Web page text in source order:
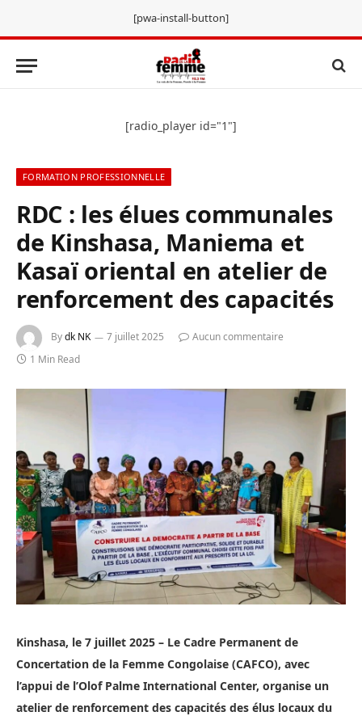
[pwa-install-button]
[radio_player id="1"]
FORMATION PROFESSIONNELLE
RDC : les élues communales
de Kinshasa, Maniema et
Kasaï oriental en atelier de
renforcement des capacités
Bydk NK 7 juillet 2025
Aucun commentaire
1 Min Read
Kinshasa, le 7 juillet 2025 – Le Cadre Permanent de
Concertation de la Femme Congolaise (CAFCO), avec
l’appui de l’Olof Palme International Center, organise un
atelier de renforcement des capacités des élus locaux du